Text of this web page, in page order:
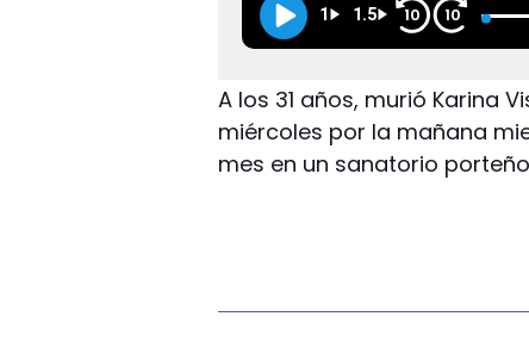
1 1.5 10 10
A los 31 años, murió Karina
miércoles por la mañana
mes en un sanatorio